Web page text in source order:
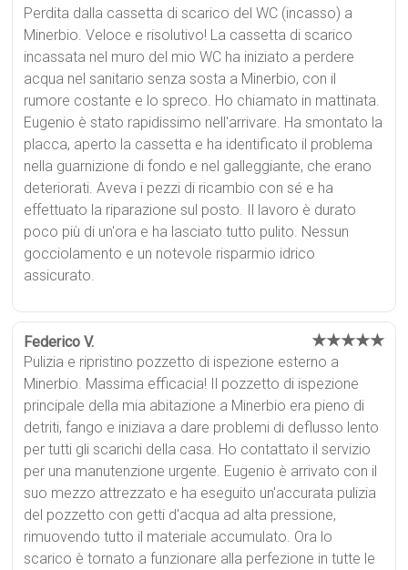
Perdita dalla cassetta di scarico del WC (incasso) a
Minerbio. Veloce e risolutivo! La cassetta di scarico
incassata nel muro del mio WC ha iniziato a perdere
acqua nel sanitario senza sosta a Minerbio, con il
rumore costante e lo spreco. Ho chiamato in mattinata.
Eugenio è stato rapidissimo nell'arrivare. Ha smontato la
placca, aperto la cassetta e ha identificato il problema
nella guarnizione di fondo e nel galleggiante, che erano
deteriorati. Aveva i pezzi di ricambio con sé e ha
effettuato la riparazione sul posto. Il lavoro è durato
poco più di un'ora e ha lasciato tutto pulito. Nessun
gocciolamento e un notevole risparmio idrico
assicurato.
Federico V. ★★★★★
Pulizia e ripristino pozzetto di ispezione esterno a
Minerbio. Massima efficacia! Il pozzetto di ispezione
principale della mia abitazione a Minerbio era pieno di
detriti, fango e iniziava a dare problemi di deflusso lento
per tutti gli scarichi della casa. Ho contattato il servizio
per una manutenzione urgente. Eugenio è arrivato con il
suo mezzo attrezzato e ha eseguito un'accurata pulizia
del pozzetto con getti d'acqua ad alta pressione,
rimuovendo tutto il materiale accumulato. Ora lo
scarico è tornato a funzionare alla perfezione in tutte le